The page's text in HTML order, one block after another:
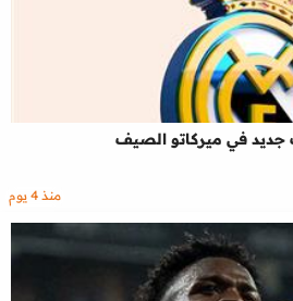
جديد في ميركاتو الصيف
منذ 4 يوم